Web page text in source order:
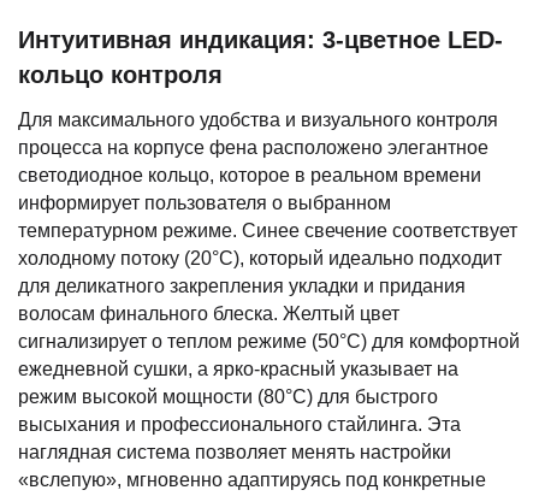
Интуитивная индикация: 3-цветное LED-
кольцо контроля
Для максимального удобства и визуального контроля
процесса на корпусе фена расположено элегантное
светодиодное кольцо, которое в реальном времени
информирует пользователя о выбранном
температурном режиме. Синее свечение соответствует
холодному потоку (20°C), который идеально подходит
для деликатного закрепления укладки и придания
волосам финального блеска. Желтый цвет
сигнализирует о теплом режиме (50°C) для комфортной
ежедневной сушки, а ярко-красный указывает на
режим высокой мощности (80°C) для быстрого
высыхания и профессионального стайлинга. Эта
наглядная система позволяет менять настройки
«вслепую», мгновенно адаптируясь под конкретные